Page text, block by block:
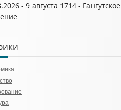
- 9 августа 1714 - Гангутское